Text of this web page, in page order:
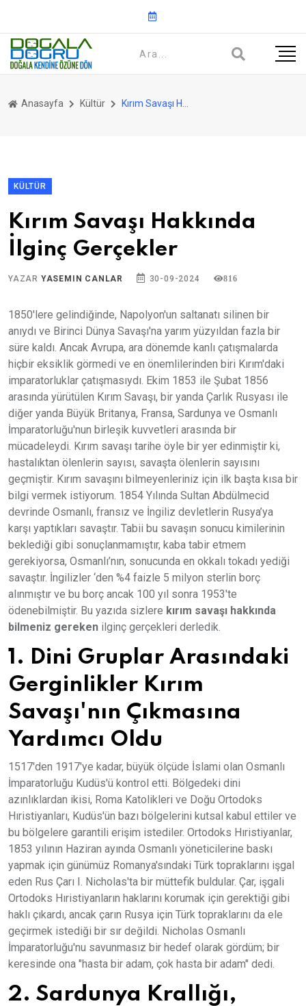
Anasayfa Kültür
KÜLTÜR
Kırım Savaşı Hakkında
İlginç Gerçekler
YAZAR YASEMIN CANLAR 30-09-2024 816
1850'lere gelindiğinde, Napolyon'un saltanatı silinen bir
anıydı ve Birinci Dünya Savaşı'na yarım yüzyıldan fazla bir
süre kaldı. Ancak Avrupa, ara dönemde kanlı çatışmalarda
hiçbir eksiklik görmedi ve en önemlilerinden biri Kırım'daki
imparatorluklar çatışmasıydı. Ekim 1853 ile Şubat 1856
arasında yürütülen Kırım Savaşı, bir yanda Çarlık Rusyası ile
diğer yanda Büyük Britanya, Fransa, Sardunya ve Osmanlı
İmparatorluğu'nun birleşik kuvvetleri arasında bir
mücadeleydi. Kırım savaşı tarihe öyle bir yer edinmiştir ki,
hastalıktan ölenlerin sayısı, savaşta ölenlerin sayısını
geçmiştir. Kırım savaşını bilmeyenleriniz için ilk başta kısa bir
bilgi vermek istiyorum. 1854 Yılında Sultan Abdülmecid
devrinde Osmanlı, fransız ve İngiliz devletlerin Rusya’ya
karşı yaptıkları savaştır. Tabii bu savaşın sonucu kimilerinin
beklediği gibi sonuçlanmamıştır, kaba tabir etmem
gerekiyorsa, Osmanlı’nın, sonucunda en okkalı tokadı yediği
savaştır. İngilizler ‘den %4 faizle 5 milyon sterlin borç
alınmıştır ve bu borç ancak 100 yıl sonra 1953'te
ödenebilmiştir. Bu yazıda sizlere kırım savaşı hakkında
bilmeniz gereken ilginç gerçekleri derledik.
1. Dini Gruplar Arasındaki
Gerginlikler Kırım
Savaşı'nın Çıkmasına
Yardımcı Oldu
1517'den 1917'ye kadar, büyük ölçüde İslami olan Osmanlı
İmparatorluğu Kudüs'ü kontrol etti. Bölgedeki dini
azınlıklardan ikisi, Roma Katolikleri ve Doğu Ortodoks
Hıristiyanları, Kudüs'ün bazı bölgelerini kutsal kabul ettiler ve
bu bölgelere garantili erişim istediler. Ortodoks Hıristiyanlar,
1853 yılının Haziran ayında Osmanlı yöneticilerine baskı
yapmak için günümüz Romanya'sındaki Türk topraklarını işgal
eden Rus Çarı I. Nicholas'ta bir müttefik buldular. Çar, işgali
Ortodoks Hıristiyanların haklarını korumak için gerektiği gibi
haklı çıkardı, ancak çarın Rusya için Türk topraklarını da ele
geçirmek istediği bir sır değildi. Nicholas Osmanlı
İmparatorluğu'nu savunmasız bir hedef olarak gördüm; bir
keresinde ona "hasta bir adam, çok hasta bir adam" dedi.
2. Sardunya Krallığı,